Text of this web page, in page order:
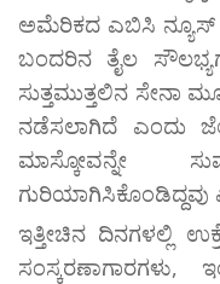
ಅಮೆರಿಕದ ಎಬಿಸಿ ನ್ಯೂಸ್
ಬಂದರಿನ ತೈಲ
ಸುತ್ತಮುತ್ತಲಿನ
ನಡೆಸಲಾಗಿದೆ ಎಂದು
ಮಾಸ್ಕೋವನ್ನೇ
ಇತ್ತೀಚಿನ ದಿನಗಳಲ್ಲಿ